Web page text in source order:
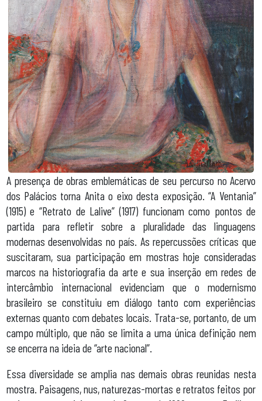
A presença de obras emblemáticas de seu percurso no Acervo
dos Palácios torna Anita o eixo desta exposição. “A Ventania”
(1915) e “Retrato de Lalive” (1917) funcionam como pontos de
partida para refletir sobre a pluralidade das linguagens
modernas desenvolvidas no país. As repercussões críticas que
suscitaram, sua participação em mostras hoje consideradas
marcos na historiografia da arte e sua inserção em redes de
intercâmbio internacional evidenciam que o modernismo
brasileiro se constituiu em diálogo tanto com experiências
externas quanto com debates locais. Trata-se, portanto, de um
campo múltiplo, que não se limita a uma única definição nem
se encerra na ideia de “arte nacional”.
Essa diversidade se amplia nas demais obras reunidas nesta
mostra. Paisagens, nus, naturezas-mortas e retratos feitos por